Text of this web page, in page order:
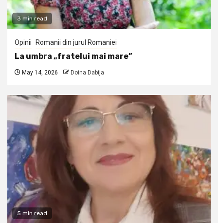
3 min read
Opinii Romanii din jurul Romaniei
La umbra „fratelui mai mare”
May 14, 2026 Doina Dabija
5 min read